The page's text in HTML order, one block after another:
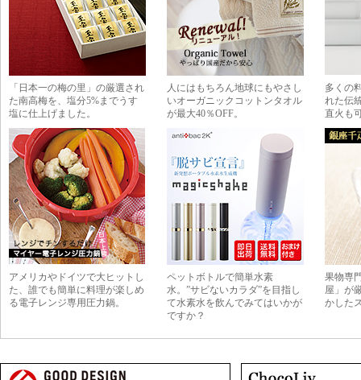
「日本一の梅の里」の厳選され
た南高梅を、塩分5%までうす
塩に仕上げました。
人にはもちろん地球にもやさし
いオーガニックコットンタオル
が最大40％OFF。
多くの
れた伝
直火も
アメリカやドイツで大ヒットし
た、誰でも簡単に料理が楽しめ
る電子レンジ専用圧力鍋。
ペットボトルで簡単水素
水。”サビないカラダ”を目指し
て水素水を飲んでみてはいかが
ですか？
果物専
屋」が
かした